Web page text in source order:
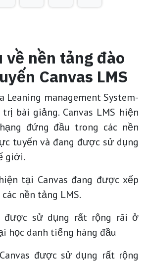
về nền tảng đào
Canvas LMS
Leaning management System-
bài giảng. Canvas LMS hiện
đứng đầu trong các nền
tuyến và đang được sử dụng
giới.
tại Canvas đang được xếp
nền tảng LMS.
được sử dụng rất rộng rãi ở
học danh tiếng hàng đầu
được sử dụng rất rộng